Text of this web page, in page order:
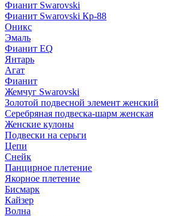
Фианит Swarovski
Фианит Swarovski Кр-88
Оникс
Эмаль
Фианит EQ
Янтарь
Агат
Фианит
Жемчуг Swarovski
Золотой подвесной элемент женcкий
Серебряная подвеска-шарм женская
Женские кулоны
Подвески на серьги
Цепи
Снейк
Панцирное плетение
Якорное плетение
Бисмарк
Кайзер
Волна